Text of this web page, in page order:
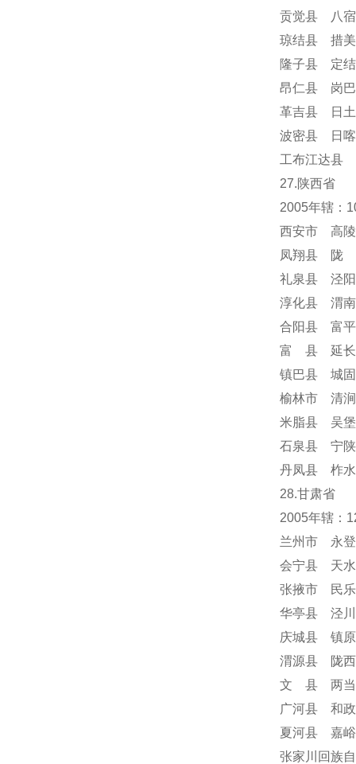
贡觉县 八
琼结县 措
隆子县 定
昂仁县 岗
革吉县 日
波密县 日
工布江达县
27.陕西省
2005年辖：
西安市 高
凤翔县 陇
礼泉县 泾
淳化县 渭
合阳县 富
富 县 延长
镇巴县 城
榆林市 清
米脂县 吴
石泉县 宁
丹凤县 柞
28.甘肃省
2005年辖：
兰州市 永
会宁县 天
张掖市 民
华亭县 泾
庆城县 镇
渭源县 陇
文 县 两
广河县 和
夏河县 嘉
张家川回族